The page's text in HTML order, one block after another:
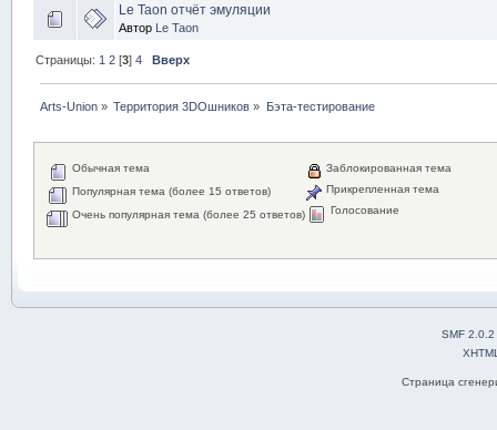
Le Taon отчёт эмуляции
Автор Le Taon
Страницы: 1 2 [3]4 Вверх
Arts-Union » Территория 3DOшников » Бэта-тестирование
Обычная тема
Популярная тема (более 15 ответов)
Очень популярная тема (более 25 ответов)
Заблокированная тема
Прикрепленная тема
Голосование
SMF 2.0.2
Страница